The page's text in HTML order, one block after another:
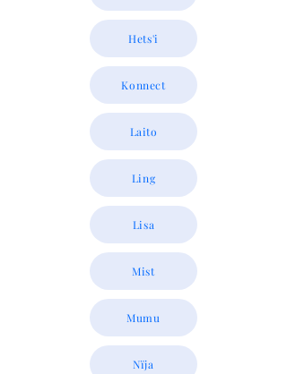
Hets'i
Konnect
Laito
Ling
Lisa
Mist
Mumu
Nïja